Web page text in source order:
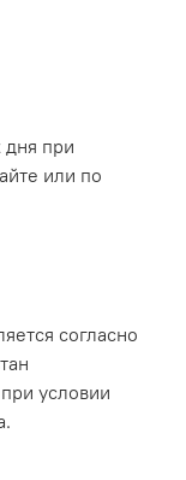
дня при
или по
согласно
условии